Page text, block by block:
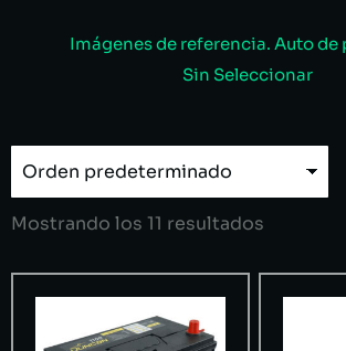
Imágenes de referencia. Auto de
Sin Seleccionar
Mostrando los 11 resultados